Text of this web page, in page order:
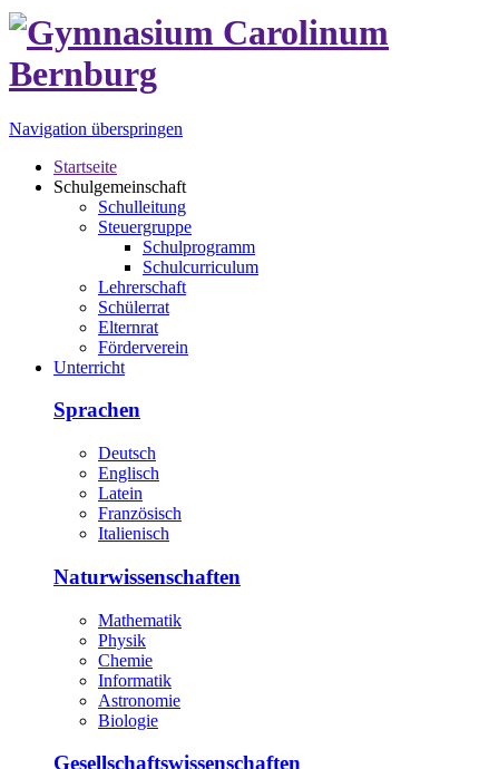
Navigation überspringen
Startseite
Schulgemeinschaft
Schulleitung
Steuergruppe
Schulprogramm
Schulcurriculum
Lehrerschaft
Schülerrat
Elternrat
Förderverein
Unterricht
Sprachen
Deutsch
Englisch
Latein
Französisch
Italienisch
Naturwissenschaften
Mathematik
Physik
Chemie
Informatik
Astronomie
Biologie
Gesellschaftswissenschaften